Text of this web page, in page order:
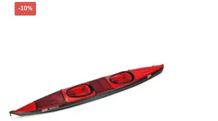
-10%